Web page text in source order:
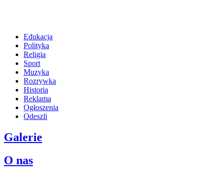
Edukacja
Polityka
Religia
Sport
Muzyka
Rozrywka
Historia
Reklama
Ogłoszenia
Odeszli
Galerie
O nas